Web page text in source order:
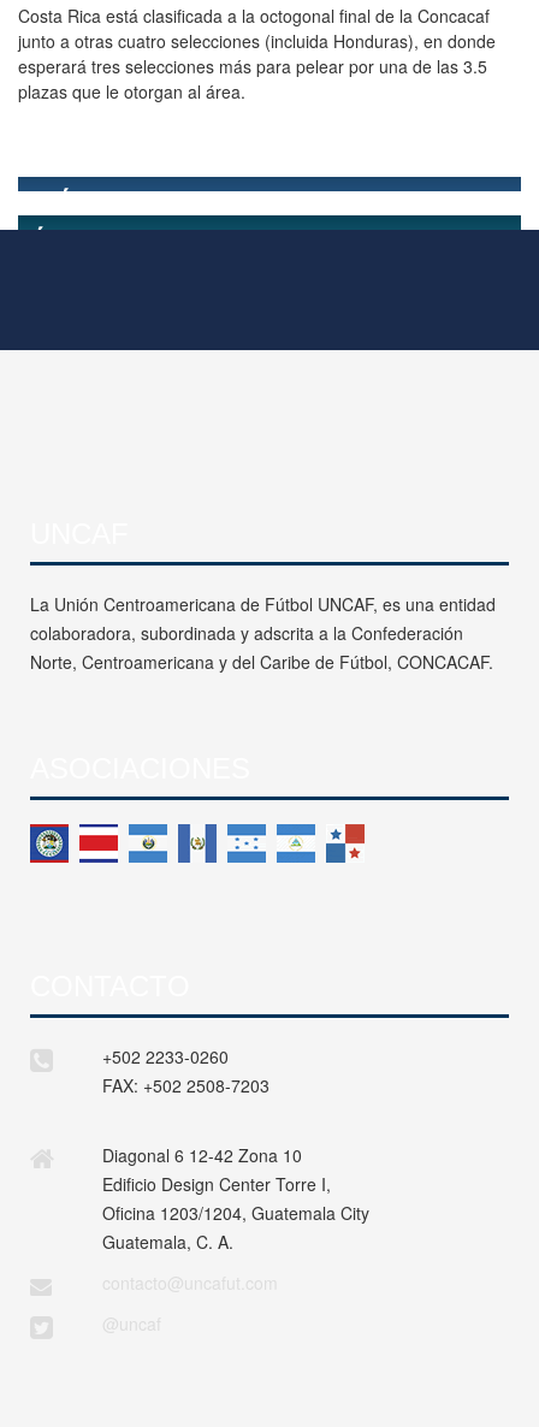
Costa Rica está clasificada a la octogonal final de la Concacaf
junto a otras cuatro selecciones (incluida Honduras), en donde
esperará tres selecciones más para pelear por una de las 3.5
plazas que le otorgan al área.
La Unión Centroamericana de Fútbol UNCAF, es una entidad
colaboradora, subordinada y adscrita a la Confederación
Norte, Centroamericana y del Caribe de Fútbol, CONCACAF.
+502 2233-0260
FAX: +502 2508-7203
Diagonal 6 12-42 Zona 10
Edificio Design Center Torre I,
Oficina 1203/1204, Guatemala City
Guatemala, C. A.
contacto@uncafut.com
@uncaf